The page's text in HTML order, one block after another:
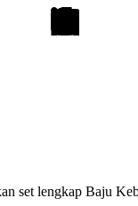
set lengkap Baju